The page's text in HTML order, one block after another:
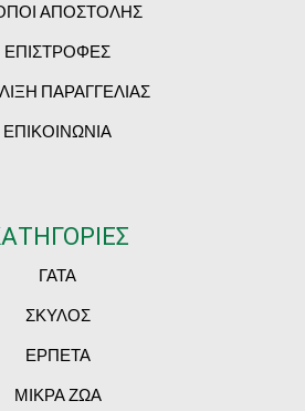
ΑΠΟΣΤΟΛΗΣ
ΕΠΙΣΤΡΟΦΕΣ
ΠΑΡΑΓΓΕΛΙΑΣ
ΕΠΙΚΟΙΝΩΝΙΑ
ΓΑΤΑ
ΣΚΥΛΟΣ
ΕΡΠΕΤΑ
ΜΙΚΡΑ ΖΩΑ